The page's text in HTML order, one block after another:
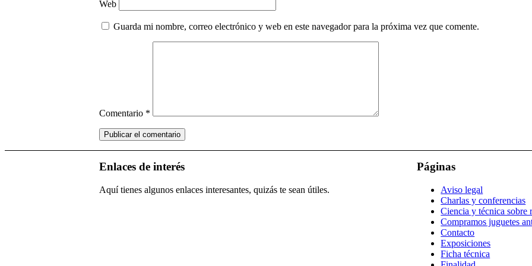
Web
Guarda mi nombre, correo electrónico y web en este navegador para la próxima vez que comente.
Comentario *
Enlaces de interés
Aquí tienes algunos enlaces interesantes, quizás te sean útiles.
Páginas
Aviso legal
Charlas y conferencias
Ciencia y técnica sobre
Compramos juguetes
Contacto
Exposiciones
Ficha técnica